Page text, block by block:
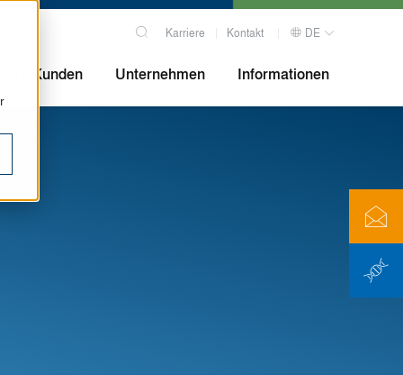
Karriere Kontakt DE
Kunden Unternehmen Informationen